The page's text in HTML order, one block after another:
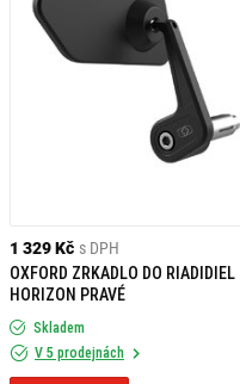
1 329 Kč s DPH
OXFORD ZRKADLO DO RIADIDIEL
HORIZON PRAVÉ
Skladem
V 5 prodejnách